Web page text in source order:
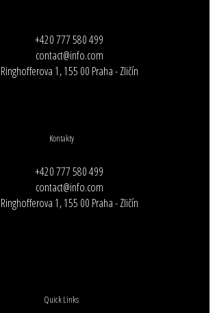
+420 777 580 499
contact@info.com
Ringhofferova 1, 155 00 Praha - Zličín
Kontakty
+420 777 580 499
contact@info.com
Ringhofferova 1, 155 00 Praha - Zličín
Quick Links